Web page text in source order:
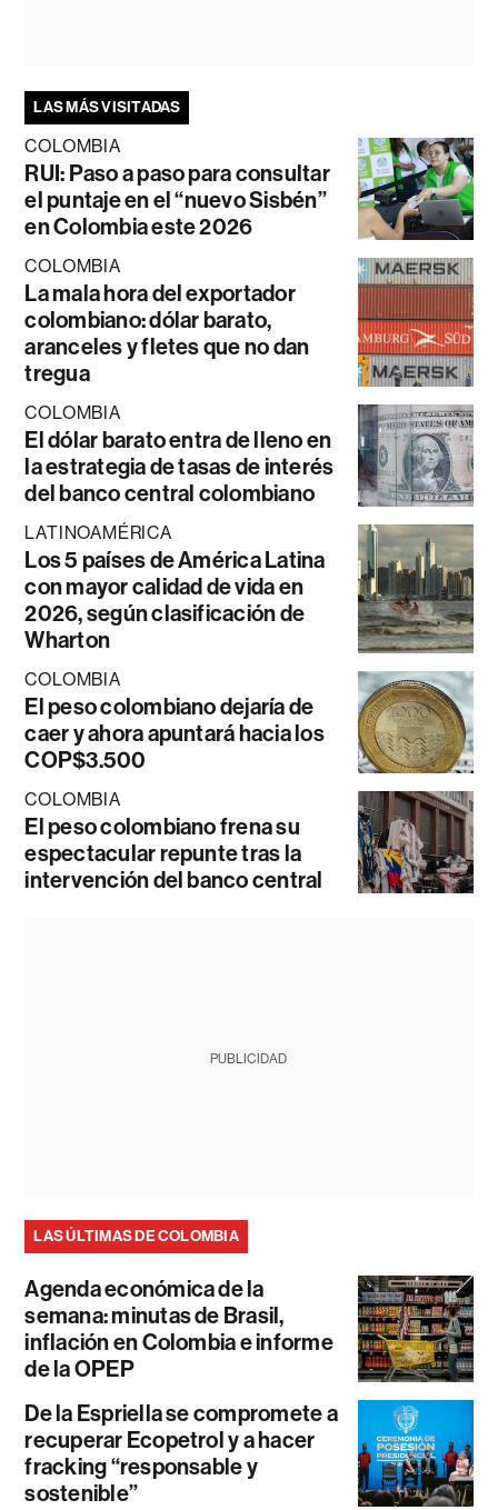
LAS MÁS VISITADAS
COLOMBIA
RUI: Paso a paso para consultar
el puntaje en el “nuevo Sisbén”
en Colombia este 2026
COLOMBIA
La mala hora del exportador
colombiano: dólar barato,
aranceles y fletes que no dan
tregua
COLOMBIA
El dólar barato entra de lleno en
la estrategia de tasas de interés
del banco central colombiano
LATINOAMÉRICA
Los 5 países de América Latina
con mayor calidad de vida en
2026, según clasificación de
Wharton
COLOMBIA
El peso colombiano dejaría de
caer y ahora apuntará hacia los
COP$3.500
COLOMBIA
El peso colombiano frena su
espectacular repunte tras la
intervención del banco central
PUBLICIDAD
LAS ÚLTIMAS DE COLOMBIA
Agenda económica de la
semana: minutas de Brasil,
inflación en Colombia e informe
de la OPEP
De la Espriella se compromete a
recuperar Ecopetrol y a hacer
fracking “responsable y
sostenible”